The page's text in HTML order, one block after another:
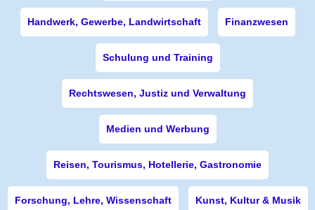
Handwerk, Gewerbe, Landwirtschaft Finanzwesen
Schulung und Training
Rechtswesen, Justiz und Verwaltung
Medien und Werbung
Reisen, Tourismus, Hotellerie, Gastronomie
Forschung, Lehre, Wissenschaft Kunst, Kultur & Musik